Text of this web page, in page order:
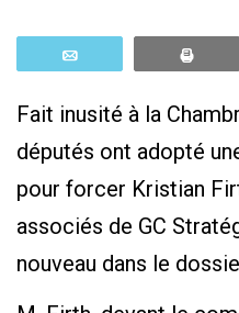
Fait inusité à la
députés ont adopté
pour forcer Kristian
associés de GC
nouveau dans le